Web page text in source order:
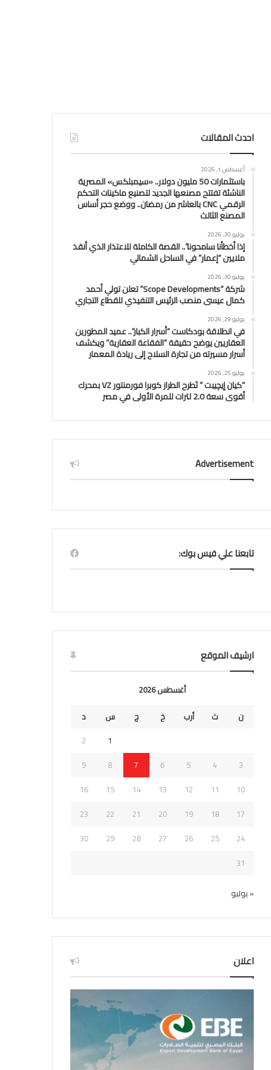
احدث المقالات
أغسطس 1, 2026
باستثمارات 50 مليون دولار.. «سيمبلكس» المصرية
الناشئة تفتتح مصنعها الجديد لتصنيع ماكينات التحكم
الرقمي CNC بالعاشر من رمضان.. ووضع حجر أساس
المصنع الثالث
يوليو 30, 2026
إذا أخطأنا سامحونا”.. القصة الكاملة للاعتذار الذي أنقذ
ملايين “إعمار” في الساحل الشمالي
يوليو 30, 2026
شركة “Scope Developments” تعلن تولي أحمد
كمال عيسى منصب الرئيس التنفيذي للقطاع التجاري
يوليو 29, 2026
في انطلاقة بودكاست “أسرار الكبار”.. عميد المطورين
العقاريين يوضح حقيقة “الفقاعة العقارية” ويكشف
أسرار مسيرته من تجارة السلاح إلى ريادة المعمار
يوليو 25, 2026
“كيان إيچيبت ” تَطرح الطراز كوبرا فورمنتور VZ بمحرك
أقوى سعة 2.0 لترات للمرة الأولى في مصر
Advertisement
تابعنا علي فيس بوك:
ارشيف الموقع
أغسطس 2026
ن
ث أرب خ ج س
د
1
2
3
4
5
6
7
8
9
10
11
12
13
14
15
16
17
18
19
20
21
22
23
24
25
26
27
28
29
30
31
« يوليو
اعلان